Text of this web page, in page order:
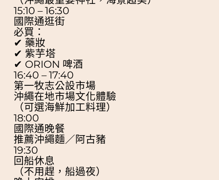
15:10 – 16:30
國際通逛街
必買：
✔ 藥妝
✔ 紫芋塔
✔ ORION 啤酒
16:40 – 17:40
第一牧志公設市場
沖繩在地市場文化體驗
（可選海鮮加工料理）
18:00
國際通晚餐
推薦沖繩麵／阿古豬
19:30
回船休息
（不用趕，船過夜）